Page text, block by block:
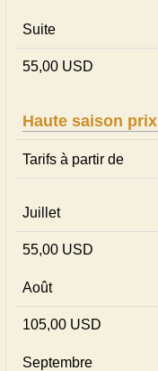
Suite
55,00 USD
Haute saison prix
Tarifs à partir de
Juillet
55,00 USD
Août
105,00 USD
Septembre